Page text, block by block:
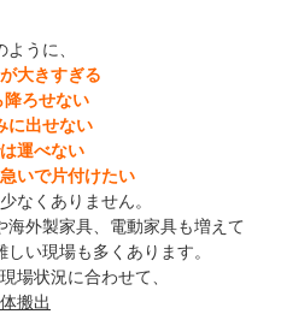
ように、
大きすぎる
降ろせない
に出せない
運べない
いで片付けたい
なくありません。
外製家具、電動家具も増えて
い現場も多くあります。
場状況に合わせて、
搬出